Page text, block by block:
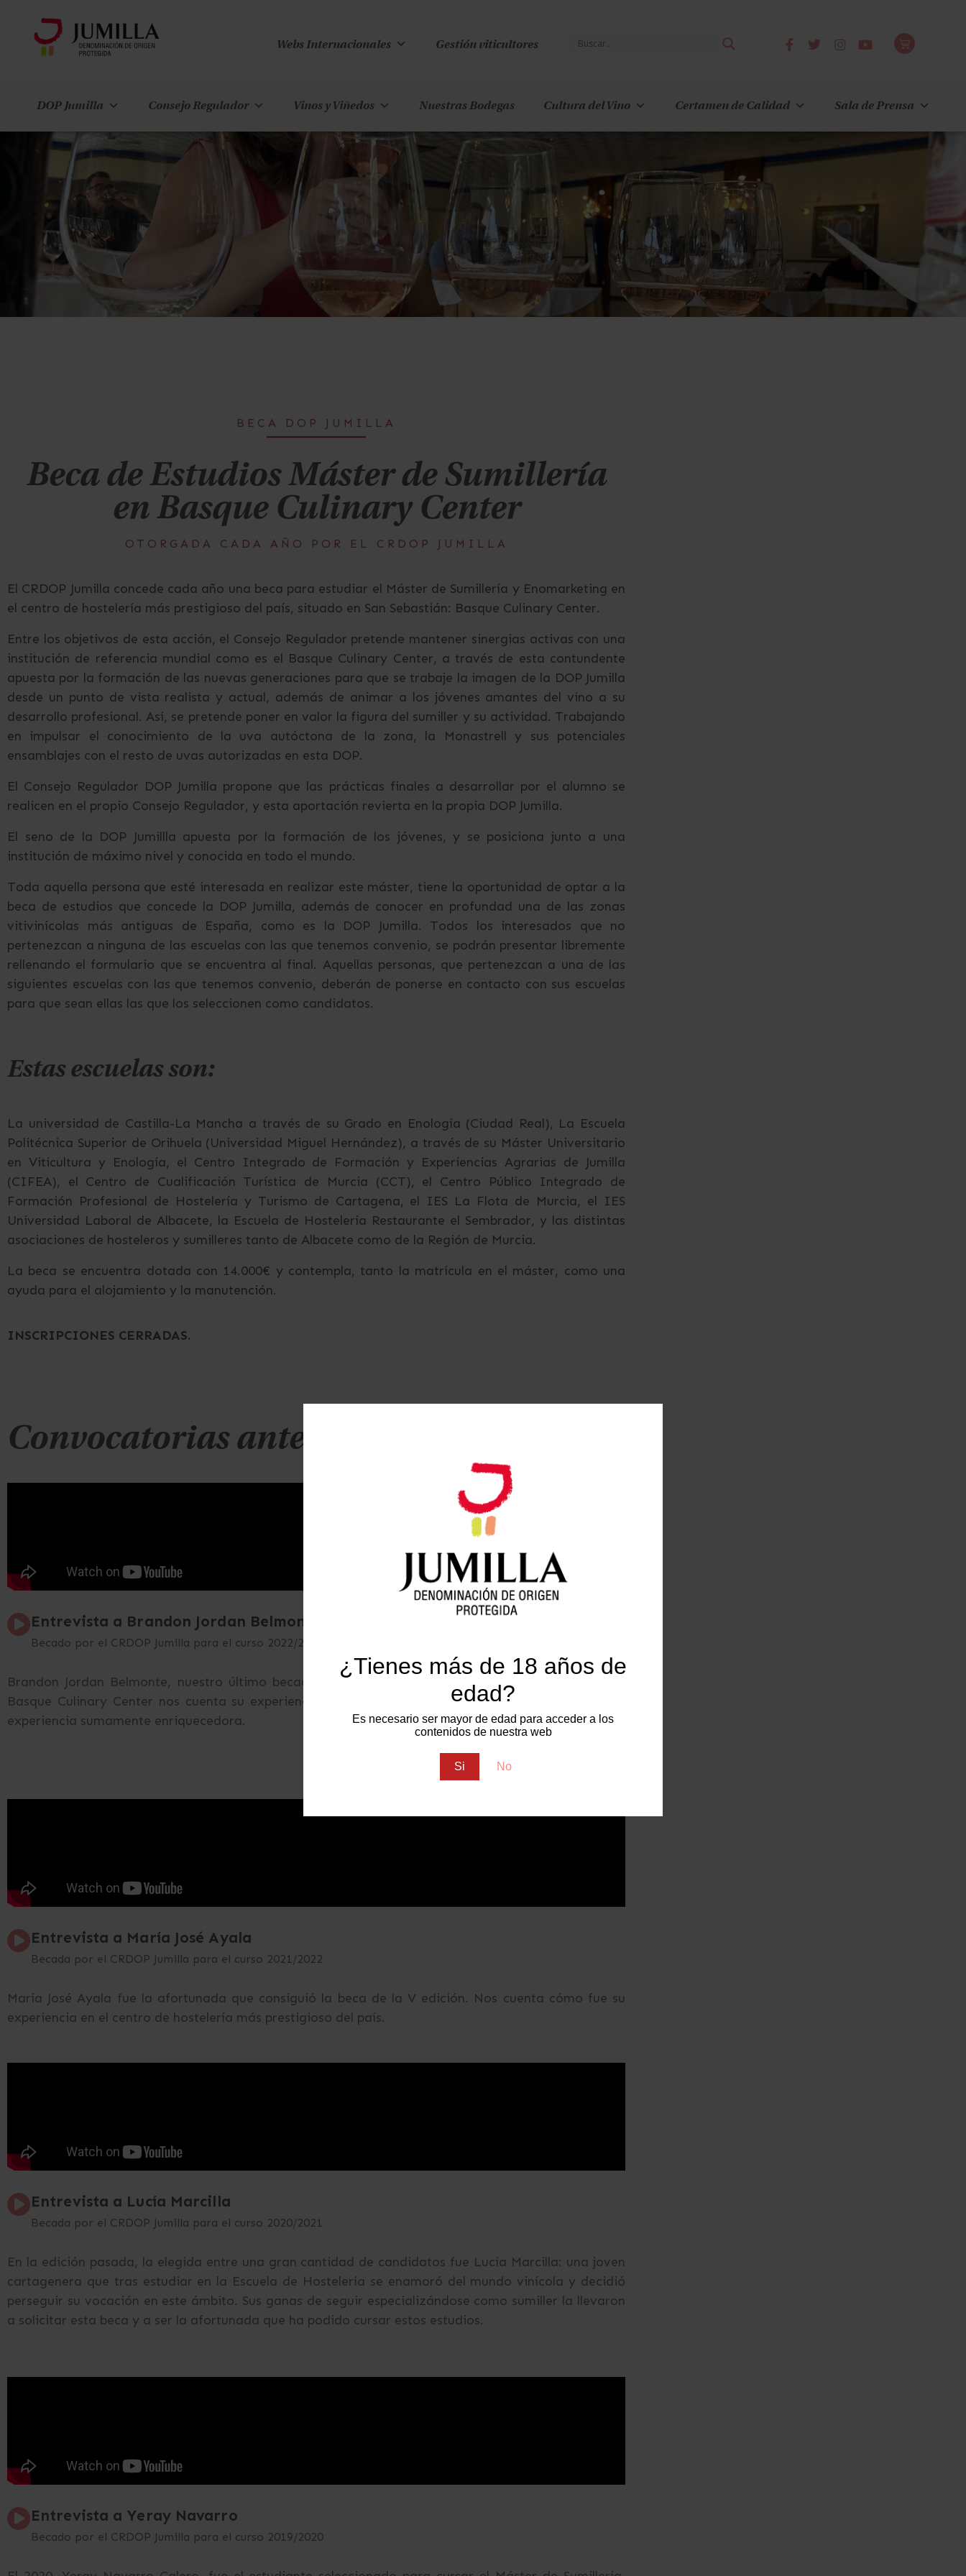
¿Tienes más de 18 años de
edad?
Es necesario ser mayor de edad para acceder a los
contenidos de nuestra web
Si No
Webs Internacionales Gestión viticultores
DOP Jumilla Consejo Regulador Vinos y Viñedos Nuestras Bodegas Cultura del Vino Certamen de Calidad Sala de Prensa
BECA DOP JUMILLA
Beca de Estudios Máster de Sumillería
en Basque Culinary Center
OTORGADA CADA AÑO POR EL CRDOP JUMILLA
El CRDOP Jumilla concede cada año una beca para estudiar el Máster de Sumillería y Enomarketing en
el centro de hostelería más prestigioso del país, situado en San Sebastián: Basque Culinary Center.
Entre los objetivos de esta acción, el Consejo Regulador pretende mantener sinergias activas con una
institución de referencia mundial como es el Basque Culinary Center, a través de esta contundente
apuesta por la formación de las nuevas generaciones para que se trabaje la imagen de la DOP Jumilla
desde un punto de vista realista y actual, además de animar a los jóvenes amantes del vino a su
desarrollo profesional. Así, se pretende poner en valor la figura del sumiller y su actividad. Trabajando
en impulsar el conocimiento de la uva autóctona de la zona, la Monastrell y sus potenciales
ensamblajes con el resto de uvas autorizadas en esta DOP.
El Consejo Regulador DOP Jumilla propone que las prácticas finales a desarrollar por el alumno se
realicen en el propio Consejo Regulador, y esta aportación revierta en la propia DOP Jumilla.
El seno de la DOP Jumillla apuesta por la formación de los jóvenes, y se posiciona junto a una
institución de máximo nivel y conocida en todo el mundo.
Toda aquella persona que esté interesada en realizar este máster, tiene la oportunidad de optar a la
beca de estudios que concede la DOP Jumilla, además de conocer en profundad una de las zonas
vitivinícolas más antiguas de España, como es la DOP Jumilla. Todos los interesados que no
pertenezcan a ninguna de las escuelas con las que tenemos convenio, se podrán presentar libremente
rellenando el formulario que se encuentra al final. Aquellas personas, que pertenezcan a una de las
siguientes escuelas con las que tenemos convenio, deberán de ponerse en contacto con sus escuelas
para que sean ellas las que los seleccionen como candidatos.
Estas escuelas son:
La universidad de Castilla-La Mancha a través de su Grado en Enología (Ciudad Real), La Escuela
Politécnica Superior de Orihuela (Universidad Miguel Hernández), a través de su Máster Universitario
en Viticultura y Enología, el Centro Integrado de Formación y Experiencias Agrarias de Jumilla
(CIFEA), el Centro de Cualificación Turística de Murcia (CCT), el Centro Público Integrado de
Formación Profesional de Hostelería y Turismo de Cartagena, el IES La Flota de Murcia, el IES
Universidad Laboral de Albacete, la Escuela de Hostelería Restaurante el Sembrador, y las distintas
asociaciones de hosteleros y sumilleres tanto de Albacete como de la Región de Murcia.
La beca se encuentra dotada con 14.000€ y contempla, tanto la matrícula en el máster, como una
ayuda para el alojamiento y la manutención.
INSCRIPCIONES CERRADAS.
Convocatorias anteriores
Entrevista a Brandon Jordan Belmonte
Becado por el CRDOP Jumilla para el curso 2022/2023
Brandon Jordan Belmonte, nuestro último becado en el Master de Sumillería y Enomarketing en el
Basque Culinary Center nos cuenta su experiencia en el CRDOP Jumilla, tal como él la define: Una
experiencia sumamente enriquecedora.
Entrevista a María José Ayala
Becada por el CRDOP Jumilla para el curso 2021/2022
María José Ayala fue la afortunada que consiguió la beca de la V edición. Nos cuenta cómo fue su
experiencia en el centro de hostelería más prestigioso del país.
Entrevista a Lucía Marcilla
Becada por el CRDOP Jumilla para el curso 2020/2021
En la edición pasada, la elegida entre una gran cantidad de candidatos fue Lucía Marcilla: una joven
cartagenera que tras estudiar en la Escuela de Hostelería se enamoró del mundo vinícola y decidió
perseguir su vocación en este ámbito. Sus ganas de seguir especializándose como sumiller la llevaron
a solicitar esta beca y a ser la afortunada que ha podido cursar estos estudios.
Entrevista a Yeray Navarro
Becado por el CRDOP Jumilla para el curso 2019/2020